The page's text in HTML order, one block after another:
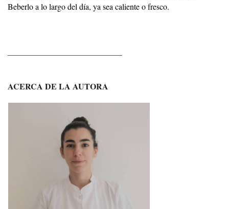
Beberlo a lo largo del día, ya sea caliente o fresco.
ACERCA DE LA AUTORA